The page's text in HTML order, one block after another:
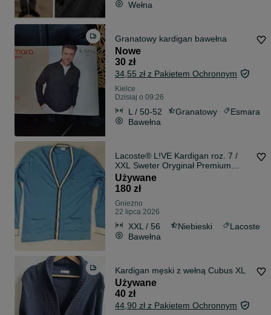
Wełna
Granatowy kardigan bawełna
Nowe
30 zł
34,55 zł z Pakietem Ochronnym
Kielce
Dzisiaj o 09:26
L / 50-52 Granatowy
Esmara
Bawełna
Lacoste® L!VE Kardigan roz. 7 /
XXL Sweter Oryginał Premium
modny polecam LIVE Unikat Męski
Top
Używane
180 zł
Gniezno
22 lipca 2026
XXL / 56 Niebieski
Lacoste
Bawełna
Kardigan męski z wełną Cubus XL
Używane
40 zł
44,90 zł z Pakietem Ochronnym